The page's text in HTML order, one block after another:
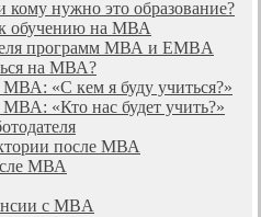
нужно это образование?
обучению на МВА
программ МВА и EMBA
на МВА?
«С кем я буду учиться?»
«Кто нас будет учить?»
после МВА
МВА
с MBA